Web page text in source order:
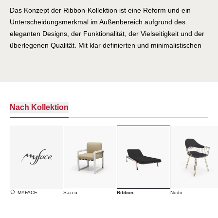
Das Konzept der Ribbon-Kollektion ist eine Reform und ein
Unterscheidungsmerkmal im Außenbereich aufgrund des
eleganten Designs, der Funktionalität, der Vielseitigkeit und der
überlegenen Qualität. Mit klar definierten und minimalistischen
sich der Ribbon-Stuhl durch Funktionalität, Ergonomie,
Oberflächen aus und stellt ein Unterscheidungsmerkmal in jeder
Außenumgebung dar. GESCHAFFEN, UM DAS GLÜCK ZU
SUCHEN Inspiriert von den einfachen Dingen des Lebens wie
der Wärme der Sonne am Morgen, der Musik, die den Tag
einleitet, dem Outfit, das wir wählen, um uns stark zu fühlen -
Nach Kollektion
MYFACE Saccu Ribbon Nodo